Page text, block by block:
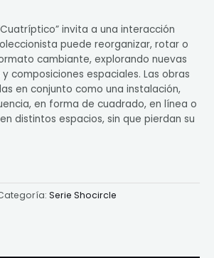
invita a una interacción
puede reorganizar, rotar o
cambiante, explorando nuevas
composiciones espaciales. Las obras
en conjunto como una instalación,
en forma de cuadrado, en línea o
distintos espacios, sin que pierdan su
Serie Shocircle